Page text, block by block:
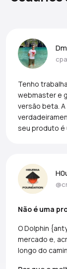
Tenho
webmaster e
versão beta.
seu produto é
Não é uma
O Dolphin
mercado e,
longo do